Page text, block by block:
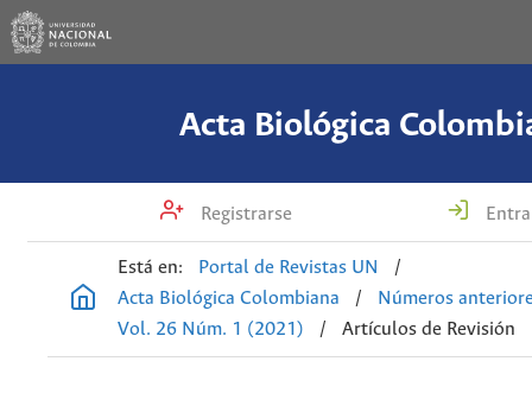
Acta Biológica
Registrarse
Está en: Portal de Revistas UN
/
Acta Biológica Colombiana
/
Números
Vol. 26 Núm. 1 (2021)
/ Artículos de Revisión